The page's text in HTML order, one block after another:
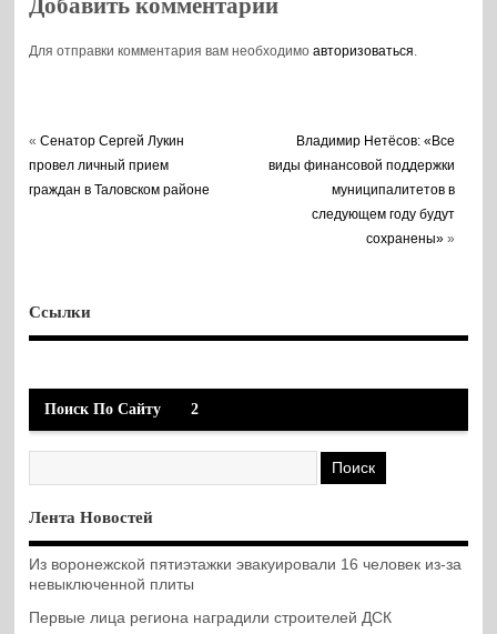
программе за пять
Для отправки комментария вам необходимоавторизоваться.
«Сенатор Сергей Лукин
провел личный прием
граждан в Таловском районе
Владимир Нетёсов: «Все
виды финансовой поддержки
муниципалитетов в
следующем году будут
сохранены» »
Ссылки
Поиск По Сайту 2
Лента Новостей
Из воронежской пятиэтажки эвакуировали 16 человек из-за
невыключенной плиты
Первые лица региона наградили строителей ДСК